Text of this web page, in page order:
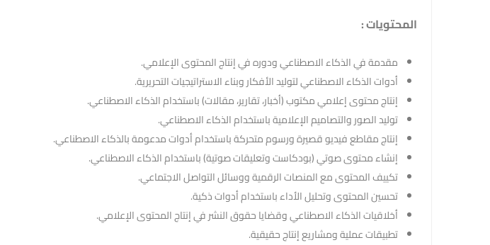
المحتويات :
مقدمة في الذكاء الاصطناعي ودوره في إنتاج المحتوى الإعلامي.
أدوات الذكاء الاصطناعي لتوليد الأفكار وبناء الاستراتيجيات التحريرية.
إنتاج محتوى إعلامي مكتوب (أخبار، تقارير، مقالات) باستخدام الذكاء الاصطناعي.
توليد الصور والتصاميم الإعلامية باستخدام الذكاء الاصطناعي.
إنتاج مقاطع فيديو قصيرة ورسوم متحركة باستخدام أدوات مدعومة بالذكاء الاصطناعي.
إنشاء محتوى صوتي (بودكاست وتعليقات صوتية) باستخدام الذكاء الاصطناعي.
تكييف المحتوى مع المنصات الرقمية ووسائل التواصل الاجتماعي.
تحسين المحتوى وتحليل الأداء باستخدام أدوات ذكية.
أخلاقيات الذكاء الاصطناعي وقضايا حقوق النشر في إنتاج المحتوى الإعلامي.
تطبيقات عملية ومشاريع إنتاج حقيقية.